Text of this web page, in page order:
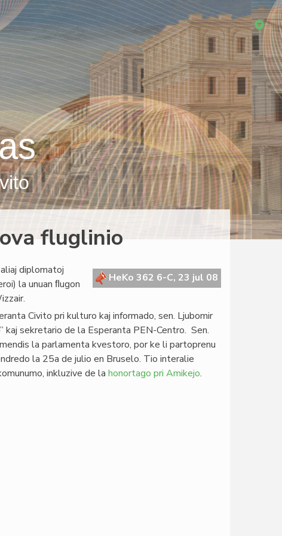
fluglinio
HeKo 362 6-C, 23 jul 08
diplomatoj
la unuan ﬂugon
Civito pri kulturo kaj informado, sen. Ljubomir
kaj sekretario de la Esperanta PEN-Centro. Sen.
la parlamenta kvestoro, por ke li partoprenu
la 25a de julio en Bruselo. Tio interalie
inkluzive de la honortago pri Amikejo.